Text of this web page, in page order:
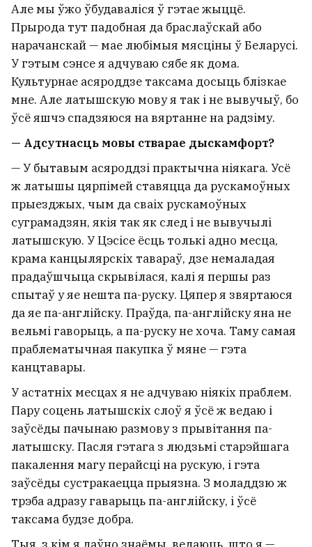
Але мы ўжо ўбудаваліся ў гэтае жыццё.
Прырода тут падобная да браслаўскай або
нарачанскай — мае любімыя мясціны ў Беларусі.
У гэтым сэнсе я адчуваю сябе як дома.
Культурнае асяроддзе таксама досыць блізкае
мне. Але латышскую мову я так і не вывучыў, бо
ўсё яшчэ спадзяюся на вяртанне на радзіму.
— Адсутнасць мовы стварае дыскамфорт?
— У бытавым асяроддзі практычна ніякага. Усё
ж латышы цярпімей ставяцца да рускамоўных
прыезджых, чым да сваіх рускамоўных
суграмадзян, якія так як след і не вывучылі
латышскую. У Цэсісе ёсць толькі адно месца,
крама канцылярскіх тавараў, дзе немаладая
прадаўшчыца скрывілася, калі я першы раз
спытаў у яе нешта па-руску. Цяпер я звяртаюся
да яе па-англійску. Праўда, па-англійску яна не
вельмі гаворыць, а па-руску не хоча. Таму самая
праблематычная пакупка ў мяне — гэта
канцтавары.
У астатніх месцах я не адчуваю ніякіх праблем.
Пару соцень латышскіх слоў я ўсё ж ведаю і
заўсёды пачынаю размову з прывітання па-
латышску. Пасля гэтага з людзьмі старэйшага
пакалення магу перайсці на рускую, і гэта
заўсёды сустракаецца прыязна. З моладдзю ж
трэба адразу гаварыць па-англійску, і ўсё
таксама будзе добра.